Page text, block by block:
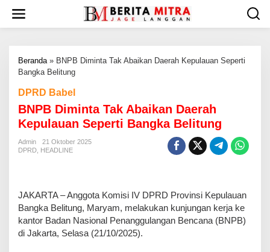
w
Beranda» BNPB Diminta Tak Abaikan Daerah Kepulauan Seperti
Bangka Belitung
DPRD Babel
BNPB Diminta Tak Abaikan Daerah
Kepulauan Seperti Bangka Belitung
Admin
21 Oktober 2025
DPRD HEADLINE
‎JAKARTA – Anggota Komisi IV DPRD Provinsi Kepulauan
Bangka Belitung, Maryam, melakukan kunjungan kerja ke
kantor Badan Nasional Penanggulangan Bencana (BNPB)
di Jakarta, Selasa (21/10/2025).